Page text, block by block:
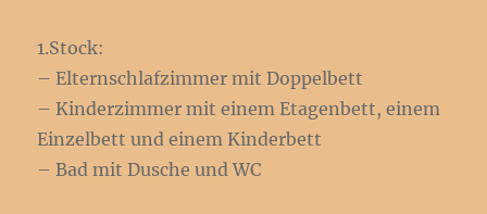
1.Stock:
– Elternschlafzimmer mit Doppelbett
– Kinderzimmer mit einem Etagenbett, einem
Einzelbett und einem Kinderbett
– Bad mit Dusche und WC